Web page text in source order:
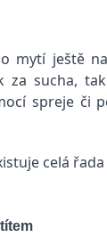
mytí ještě
za sucha,
spreje či
celá